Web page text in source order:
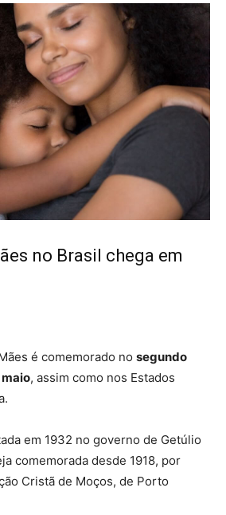
no Brasil chega em
é comemorado no segundo
, assim como nos Estados
em 1932 no governo de Getúlio
comemorada desde 1918, por
Cristã de Moços, de Porto